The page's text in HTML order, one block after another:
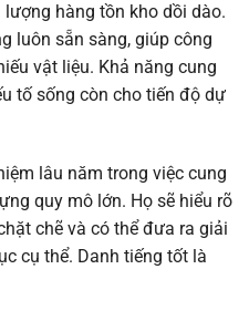
hàng tồn kho dồi dào.
luôn sẵn sàng, giúp công
vật liệu. Khả năng cung
tố sống còn cho tiến độ dự
lâu năm trong việc cung
quy mô lớn. Họ sẽ hiểu rõ
chẽ và có thể đưa ra giải
cụ thể. Danh tiếng tốt là